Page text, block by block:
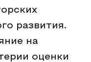
развития.
на
оценки